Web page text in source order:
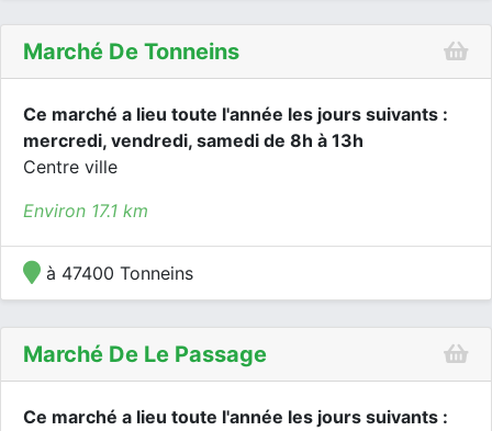
Marché De Tonneins
Ce marché a lieu toute l'année les jours suivants :
mercredi, vendredi, samedi de 8h à 13h
Centre ville
Environ 17.1 km
à 47400 Tonneins
Marché De Le Passage
Ce marché a lieu toute l'année les jours suivants :